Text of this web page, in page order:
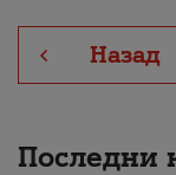
Назад
Последни